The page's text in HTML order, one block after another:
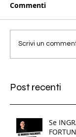
Commenti
Scrivi un
Post recenti
Se